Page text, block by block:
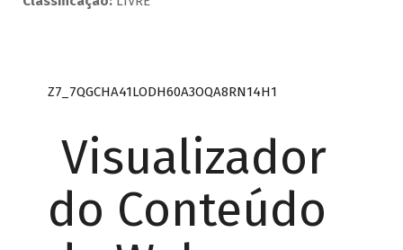
Z7_7QGCHA41LODH60A3OQA8RN14H1
Visualizador
do Conteúdo